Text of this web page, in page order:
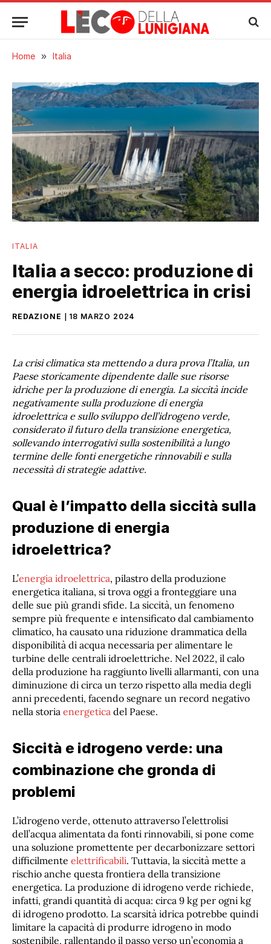
Home » Italia
ITALIA
Italia a secco: produzione di
energia idroelettrica in crisi
REDAZIONE 18 MARZO 2024
La crisi climatica sta mettendo a dura prova l’Italia, un
Paese storicamente dipendente dalle sue risorse
idriche per la produzione di energia. La siccità incide
negativamente sulla produzione di energia
idroelettrica e sullo sviluppo dell’idrogeno verde,
considerato il futuro della transizione energetica,
sollevando interrogativi sulla sostenibilità a lungo
termine delle fonti energetiche rinnovabili e sulla
necessità di strategie adattive.
Qual è l’impatto della siccità sulla
produzione di energia
idroelettrica?
L’energia idroelettrica, pilastro della produzione
energetica italiana, si trova oggi a fronteggiare una
delle sue più grandi sfide. La siccità, un fenomeno
sempre più frequente e intensificato dal cambiamento
climatico, ha causato una riduzione drammatica della
disponibilità di acqua necessaria per alimentare le
turbine delle centrali idroelettriche. Nel 2022, il calo
della produzione ha raggiunto livelli allarmanti, con una
diminuzione di circa un terzo rispetto alla media degli
anni precedenti, facendo segnare un record negativo
nella storia energetica del Paese.
Siccità e idrogeno verde: una
combinazione che gronda di
problemi
L’idrogeno verde, ottenuto attraverso l’elettrolisi
dell’acqua alimentata da fonti rinnovabili, si pone come
una soluzione promettente per decarbonizzare settori
difficilmente elettrificabili. Tuttavia, la siccità mette a
rischio anche questa frontiera della transizione
energetica. La produzione di idrogeno verde richiede,
infatti, grandi quantità di acqua: circa 9 kg per ogni kg
di idrogeno prodotto. La scarsità idrica potrebbe quindi
limitare la capacità di produrre idrogeno in modo
sostenibile, rallentando il passo verso un’economia a